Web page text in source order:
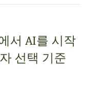
서 AI를 시작
선택 기준